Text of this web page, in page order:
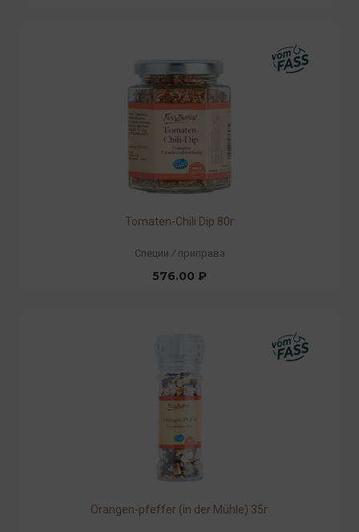
Tomaten-Chili Dip 80г
Специи / приправа
576.00 ₽
Orangen-pfeffer (in der Mühle) 35г